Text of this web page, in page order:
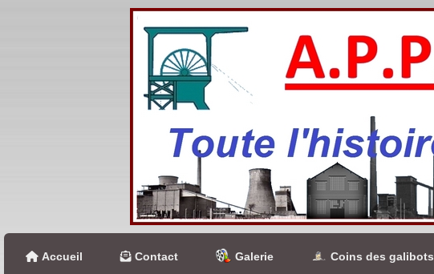
Accueil Contact Galerie Coins des galibots